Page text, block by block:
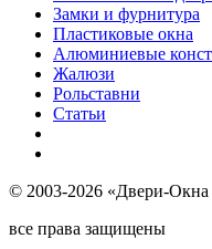
Замки и фурнитура
Пластиковые окна
Алюминиевые
Жалюзи
Рольставни
Статьи
© 2003-2026 «Двери-Окна
все права защищены